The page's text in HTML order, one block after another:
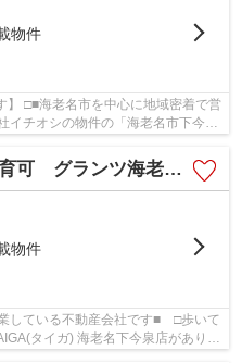
物件
】 □■海老名市を中心に地域密着で営
チオシの物件の「海老名市下今泉
ツ海老名 ６階３DK リフォーム済み
物件
している不動産会社です■ □歩いて
タイガ) 海老名下今泉店がありま